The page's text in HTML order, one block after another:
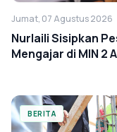
Jumat, 07 Agustus 2026
Nurlaili Sisipkan
Mengajar di MIN 2
BERITA